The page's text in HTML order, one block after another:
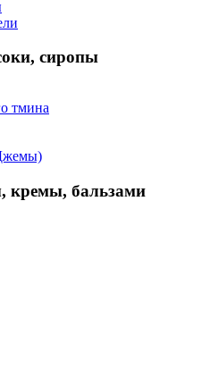
сиропы
тмина
кремы, бальзами